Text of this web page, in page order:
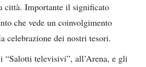
città. Importante il significato
che vede un coinvolgimento
celebrazione dei nostri tesori.
“Salotti televisivi”, all’Arena, e gli